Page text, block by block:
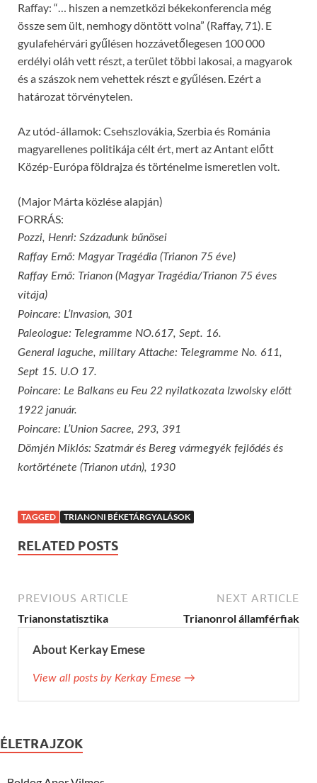
Raffay: “… hiszen a nemzetközi békekonferencia még
össze sem ült, nemhogy döntött volna” (Raffay, 71). E
gyulafehérvári gyűlésen hozzávetőlegesen 100 000
erdélyi oláh vett részt, a terület többi lakosai, a magyarok
és a szászok nem vehettek részt e gyűlésen. Ezért a
határozat törvénytelen.
Az utód-államok: Csehszlovákia, Szerbia és Románia
magyarellenes politikája célt ért, mert az Antant előtt
Közép-Európa földrajza és történelme ismeretlen volt.
(Major Márta közlése alapján)
FORRÁS:
Pozzi, Henri: Századunk bűnösei
Raffay Ernő: Magyar Tragédia (Trianon 75 éve)
Raffay Ernő: Trianon (Magyar Tragédia/Trianon 75 éves
vitája)
Poincare: L’Invasion, 301
Paleologue: Telegramme NO.617, Sept. 16.
General laguche, military Attache: Telegramme No. 611,
Sept 15. U.O 17.
Poincare: Le Balkans eu Feu 22 nyilatkozata Izwolsky előtt
1922 január.
Poincare: L’Union Sacree, 293, 391
Dömjén Miklós: Szatmár és Bereg vármegyék fejlődés és
kortörténete (Trianon után), 1930
TAGGED TRIANONI BÉKETÁRGYALÁSOK
RELATED POSTS
PREVIOUS ARTICLE
Trianonstatisztika
NEXT ARTICLE
Trianonrol államférfiak
About Kerkay Emese
View all posts by Kerkay Emese →
ÉLETRAJZOK